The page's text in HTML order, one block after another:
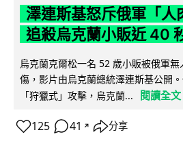
澤連斯基怒斥俄軍「人
追殺烏克蘭小販近 40
烏克蘭克爾松一名 52 歲小販被俄軍
傷，影片由烏克蘭總統澤連斯基公開
「狩獵式」攻擊，烏克蘭...
閱讀全文
125 41 ↗ 分享